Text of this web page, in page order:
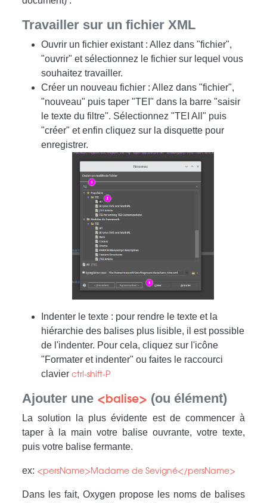
Travailler sur un fichier XML
Ouvrir un fichier existant : Allez dans "fichier",
"ouvrir" et sélectionnez le fichier sur lequel vous
souhaitez travailler.
Créer un nouveau fichier : Allez dans "fichier",
"nouveau" puis taper "TEI" dans la barre "saisir
le texte du filtre". Sélectionnez "TEI All" puis
"créer" et enfin cliquez sur la disquette pour
enregistrer.
Indenter le texte : pour rendre le texte et la
hiérarchie des balises plus lisible, il est possible
de l'indenter. Pour cela, cliquez sur l'icône
"Formater et indenter" ou faites le raccourci
clavierctrl-shift-P
Ajouter une <balise> (ou élément)
La solution la plus évidente est de commencer à
taper à la main votre balise ouvrante, votre texte,
puis votre balise fermante.
ex: <persName>Madame de Sevigné</persName>
Dans les fait, Oxygen propose les noms de balises